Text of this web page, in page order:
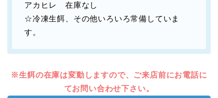
アカヒレ 在庫なし
☆冷凍生餌、その他いろいろ常備していま
す。
※生餌の在庫は変動しますので、ご来店前にお電話に
てお問い合わせ下さい。